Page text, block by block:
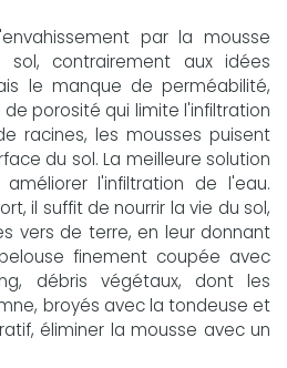
par la mousse
contrairement aux idées
le manque de perméabilité,
porosité qui limite l'infiltration
racines, les mousses puisent
du sol. La meilleure solution
l'infiltration de l'eau.
il suffit de nourrir la vie du sol,
vers de terre, en leur donnant
finement coupée avec
débris végétaux, dont les
broyés avec la tondeuse et
éliminer la mousse avec un